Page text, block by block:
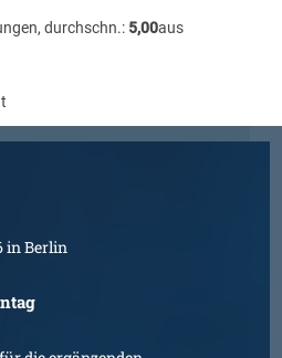
durchschn.: 5,00aus
in Berlin